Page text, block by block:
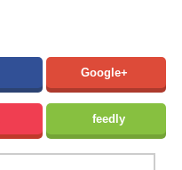
Google+
feedly